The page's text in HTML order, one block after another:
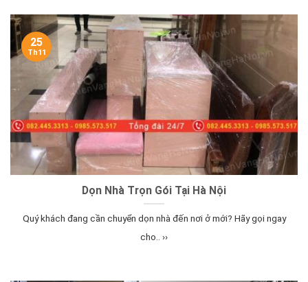
Dọn Nhà Trọn Gói Tại Hà Nội
Quý khách đang cần chuyển dọn nhà đến nơi ở mới? Hãy gọi ngay
cho.. ››
25
Th11